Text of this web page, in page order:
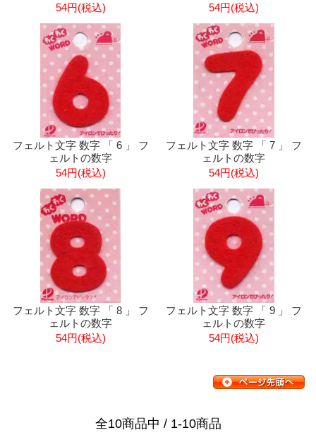
54円(税込)
54円(税込)
フェルト文字 数字 「 6 」 フ
ェルトの数字
54円(税込)
フェルト文字 数字 「 7 」 フ
ェルトの数字
54円(税込)
フェルト文字 数字 「 8 」 フ
ェルトの数字
54円(税込)
フェルト文字 数字 「 9 」 フ
ェルトの数字
54円(税込)
全10商品中 / 1-10商品